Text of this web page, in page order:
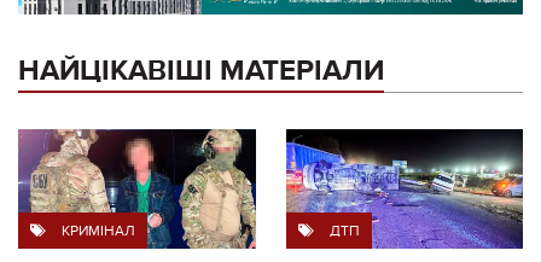
НАЙЦІКАВІШІ МАТЕРІАЛИ
КРИМІНАЛ ДТП